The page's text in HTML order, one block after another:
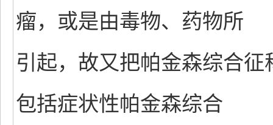
瘤，或是由毒物、药物所
引起，故又把帕金森综合征
包括症状性帕金森综合